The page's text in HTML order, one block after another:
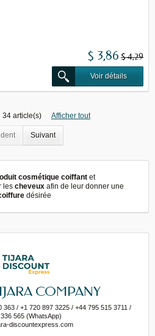
$ 3,86 $ 4,29
Voir détails
34 article(s) Afficher tout
Suivant
cosmétique coiffant et
les cheveux afin de leur donner une
désirée
COMPANY
/ +1 720 897 3225 / +44 795 515 3711 /
565 (WhatsApp)
discountexpress.com